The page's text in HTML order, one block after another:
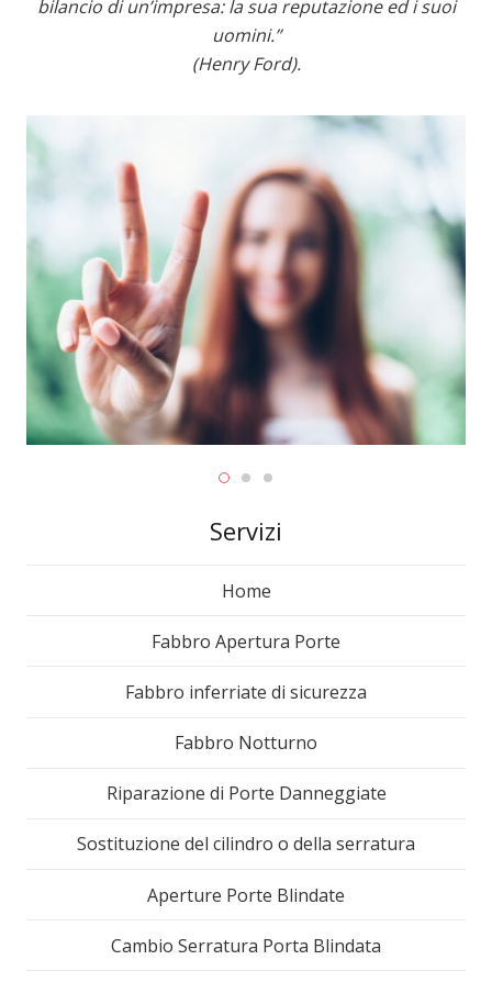
bilancio di un’impresa: la sua reputazione ed i suoi
uomini.”
(Henry Ford).
Servizi
Home
Fabbro Apertura Porte
Fabbro inferriate di sicurezza
Fabbro Notturno
Riparazione di Porte Danneggiate
Sostituzione del cilindro o della serratura
Aperture Porte Blindate
Cambio Serratura Porta Blindata